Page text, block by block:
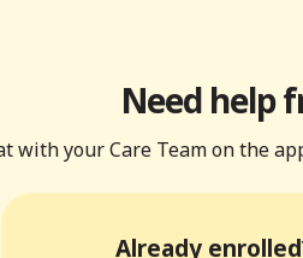
Need help
with your Care Team on the
Already